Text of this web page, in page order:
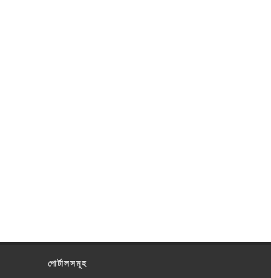
পোর্টালসমূহ